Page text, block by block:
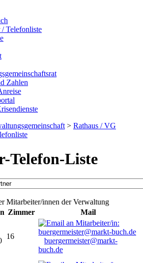
Telefonliste
Zahlen
> Rathaus / VG
Telefon-Liste
Mitarbeiter/innen der Verwaltung
Zimmer
Mail
16
buergermeister@markt-
buch.de